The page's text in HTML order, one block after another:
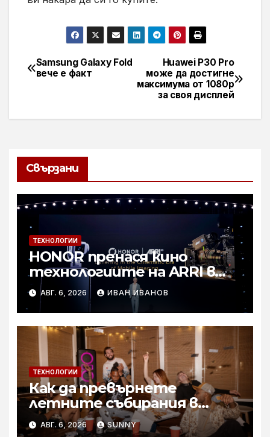
Навигация
Huawei P30 Pro
може да достигне
максимума от 1080р
за своя дисплей
Samsung Galaxy Fold
вече е факт
Свързани
ТЕХНОЛОГИИ
HONOR пренася кино
технологиите на ARRI в
мобилното творчество на
събитието Imaging
Technology Launch
АВГ. 6, 2026 ИВАН ИВАНОВ
ТЕХНОЛОГИИ
Как да превърнете
летните събирания в
купон с караоке система
АВГ. 6, 2026 SUNNY